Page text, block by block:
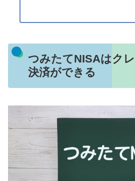
つみたてNISAはク
決済ができる